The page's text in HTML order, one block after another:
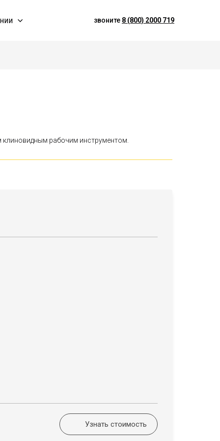
звоните 8 (800) 2000 719
клиновидным рабочим инструментом.
Узнать стоимость